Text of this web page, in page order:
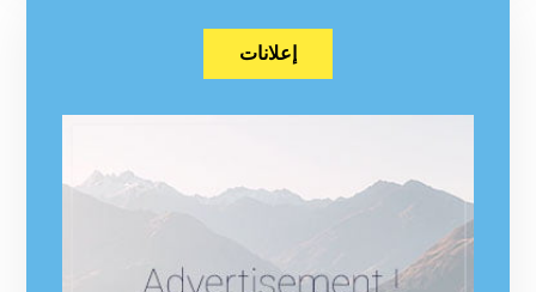
إعلانات